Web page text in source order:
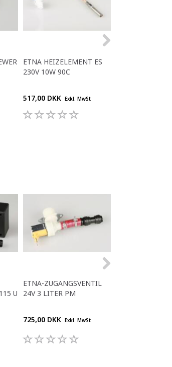
ETNA HEIZELEMENT ES
230V 10W 90C
517,00 DKK Exkl. MwSt
U
ETNA-ZUGANGSVENTIL
24V 3 LITER PM
725,00 DKK Exkl. MwSt